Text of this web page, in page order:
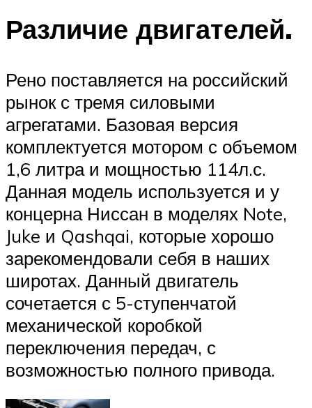
Различие двигателей.
Рено поставляется на российский
рынок с тремя силовыми
агрегатами. Базовая версия
комплектуется мотором с объемом
1,6 литра и мощностью 114л.с.
Данная модель используется и у
концерна Ниссан в моделях Note,
Juke и Qashqai, которые хорошо
зарекомендовали себя в наших
широтах. Данный двигатель
сочетается с 5-ступенчатой
механической коробкой
переключения передач, с
возможностью полного привода.